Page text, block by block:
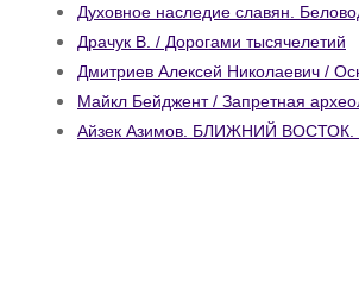
Духовное наследие славян.
Драчук В. / Дорогами тысячелетий
Дмитриев Алексей Николаевич /
Майкл Бейджент / Запретная
Айзек Азимов. БЛИЖНИЙ ВОСТОК.